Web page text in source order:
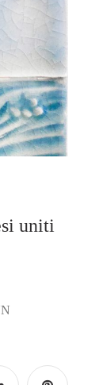
uniti